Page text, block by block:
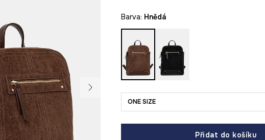
Barva: hnědá
ONE SIZE
Přidat do košíku